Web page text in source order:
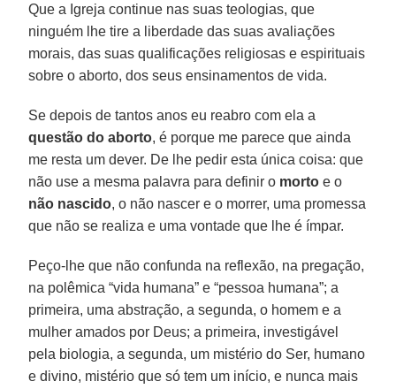
Que a Igreja continue nas suas teologias, que
ninguém lhe tire a liberdade das suas avaliações
morais, das suas qualificações religiosas e espirituais
sobre o aborto, dos seus ensinamentos de vida.
Se depois de tantos anos eu reabro com ela a
questão do aborto, é porque me parece que ainda
me resta um dever. De lhe pedir esta única coisa: que
não use a mesma palavra para definir o morto e o
não nascido, o não nascer e o morrer, uma promessa
que não se realiza e uma vontade que lhe é ímpar.
Peço-lhe que não confunda na reflexão, na pregação,
na polêmica “vida humana” e “pessoa humana”; a
primeira, uma abstração, a segunda, o homem e a
mulher amados por Deus; a primeira, investigável
pela biologia, a segunda, um mistério do Ser, humano
e divino, mistério que só tem um início, e nunca mais